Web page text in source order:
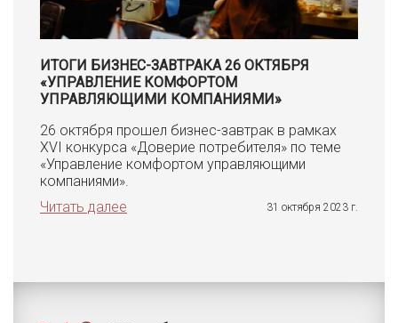
ИТОГИ БИЗНЕС-ЗАВТРАКА 26 ОКТЯБРЯ
«УПРАВЛЕНИЕ КОМФОРТОМ
УПРАВЛЯЮЩИМИ КОМПАНИЯМИ»
26 октября прошел бизнес-завтрак в рамках
XVI конкурса «Доверие потребителя» по теме
«Управление комфортом управляющими
компаниями».
Читать далее
31 октября 2023 г.